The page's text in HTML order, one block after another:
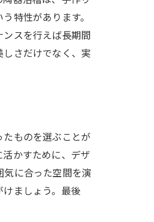
特性があります。
スを行えば長期間
さだけでなく、実
ものを選ぶことが
かすために、デザ
に合った空間を演
ましょう。最後